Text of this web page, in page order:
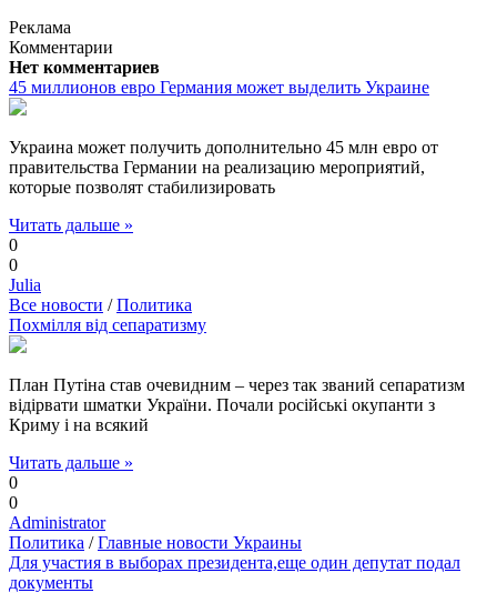
Реклама
Комментарии
Нет комментариев
45 миллионов евро Германия может выделить Украине
Украина может получить дополнительно 45 млн евро от
правительства Германии на реализацию мероприятий,
которые позволят стабилизировать
Читать дальше »
0
0
Julia
Все новости /Политика
Похмілля від сепаратизму
План Путіна став очевидним – через так званий сепаратизм
відірвати шматки України. Почали російські окупанти з
Криму і на всякий
Читать дальше »
0
0
Administrator
Политика /Главные новости Украины
Для участия в выборах президента,еще один депутат подал
документы